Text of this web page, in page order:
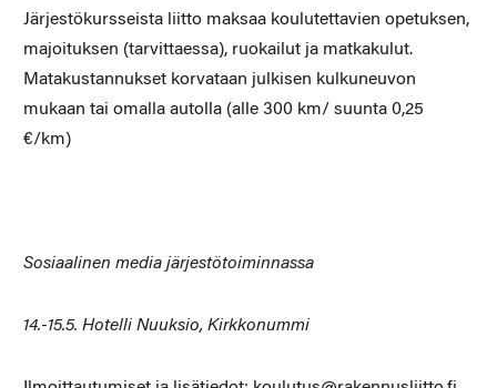
Järjestökursseista liitto maksaa koulutettavien opetuksen,
majoituksen (tarvittaessa), ruokailut ja matkakulut.
Matakustannukset korvataan julkisen kulkuneuvon
mukaan tai omalla autolla (alle 300 km/ suunta 0,25
€/km)
Sosiaalinen media järjestötoiminnassa
14.-15.5. Hotelli Nuuksio, Kirkkonummi